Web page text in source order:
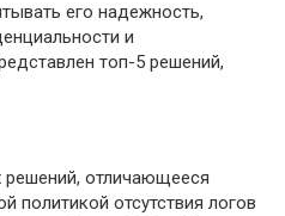
его надежность,
и
топ-5 решений,
отличающееся
политикой отсутствия логов